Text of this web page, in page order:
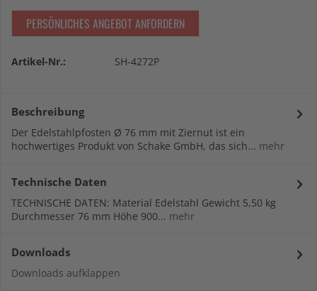
PERSÖNLICHES ANGEBOT ANFORDERN
Artikel-Nr.: SH-4272P
Beschreibung
Der Edelstahlpfosten Ø 76 mm mit Ziernut ist ein
hochwertiges Produkt von Schake GmbH, das sich... mehr
Technische Daten
TECHNISCHE DATEN: Material Edelstahl Gewicht 5,50 kg
Durchmesser 76 mm Höhe 900... mehr
Downloads
Downloads aufklappen